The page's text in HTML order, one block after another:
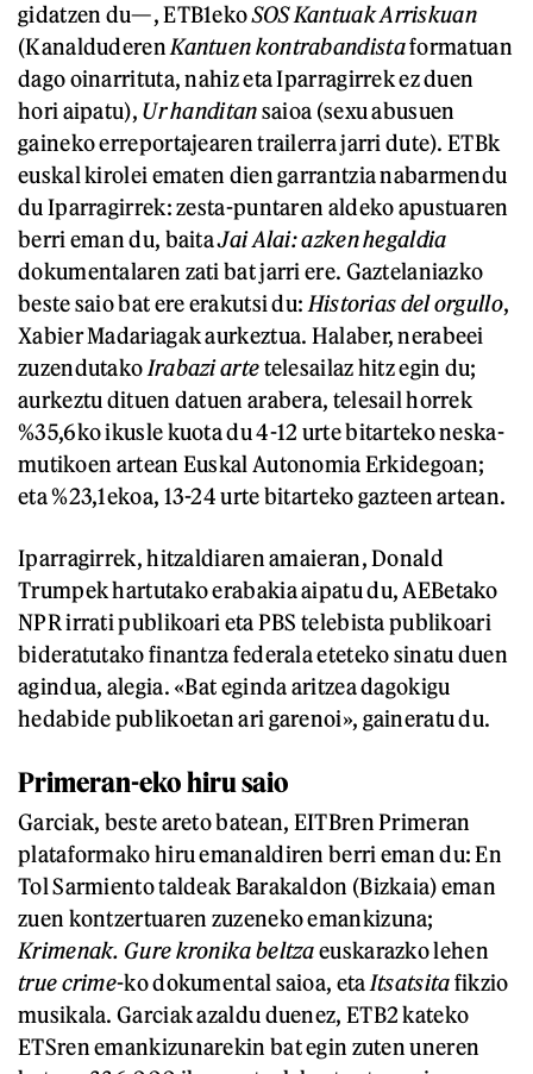
gidatzen du—, ETB1ekoSOS Kantuak Arriskuan
(Kanalduderen Kantuen kontrabandistaformatuan
dago oinarrituta, nahiz eta Iparragirrek ez duen
hori aipatu), Ur handitansaioa (sexu abusuen
gaineko erreportajearen trailerra jarri dute). ETBk
euskal kirolei ematen dien garrantzia nabarmendu
du Iparragirrek: zesta-puntaren aldeko apustuaren
berri eman du, baitaJai Alai: azken hegaldia
dokumentalaren zati bat jarri ere. Gaztelaniazko
beste saio bat ere erakutsi du: Historias del orgullo,
Xabier Madariagak aurkeztua. Halaber, nerabeei
zuzendutako Irabazi artetelesailaz hitz egin du;
aurkeztu dituen datuen arabera, telesail horrek
%35,6ko ikusle kuota du 4-12 urte bitarteko neska-
mutikoen artean Euskal Autonomia Erkidegoan;
eta %23,1ekoa, 13-24 urte bitarteko gazteen artean.
Iparragirrek, hitzaldiaren amaieran, Donald
Trumpek hartutako erabakia aipatu du, AEBetako
NPR irrati publikoari eta PBS telebista publikoari
bideratutako finantza federala eteteko sinatu duen
agindua, alegia. «Bat eginda aritzea dagokigu
hedabide publikoetan ari garenoi», gaineratu du.
Primeran-eko hiru saio
Garciak, beste areto batean, EITBren Primeran
plataformako hiru emanaldiren berri eman du: En
Tol Sarmiento taldeak Barakaldon (Bizkaia) eman
zuen kontzertuaren zuzeneko emankizuna;
Krimenak. Gure kronika beltzaeuskarazko lehen
true crime-ko dokumental saioa, eta Itsatsitafikzio
musikala. Garciak azaldu duenez, ETB2 kateko
ETSren emankizunarekin bat egin zuten uneren